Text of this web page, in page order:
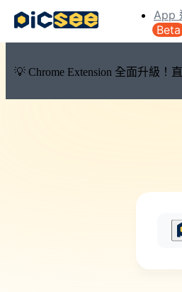
💡 Chrome Extension 全面升級
App
Beta